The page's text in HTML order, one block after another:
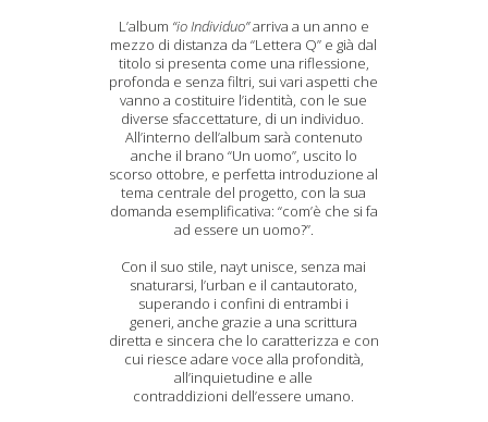
L’album “io Individuo”arriva a un anno e
mezzo di distanza da “Lettera Q” e già dal
titolo si presenta come una riflessione,
profonda e senza filtri, sui vari aspetti che
vanno a costituire l’identità, con le sue
diverse sfaccettature, di un individuo.
All’interno dell’album sarà contenuto
anche il brano “Un uomo”, uscito lo
scorso ottobre, e perfetta introduzione al
tema centrale del progetto, con la sua
domanda esemplificativa: “com’è che si fa
ad essere un uomo?”.
Con il suo stile, nayt unisce, senza mai
snaturarsi, l’urban e il cantautorato,
superando i confini di entrambi i
generi, anche grazie a una scrittura
diretta e sincera che lo caratterizza e con
cui riesce adare voce alla profondità,
all’inquietudine e alle
contraddizioni dell’essere umano.